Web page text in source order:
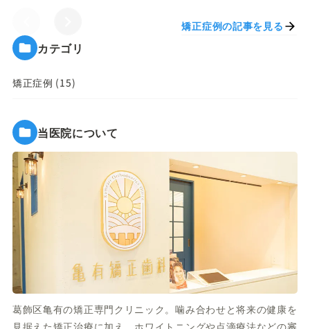
矯正症例の記事を見る
カテゴリ
矯正症例 (15)
当医院について
葛飾区亀有の矯正専門クリニック。噛み合わせと将来の健康を